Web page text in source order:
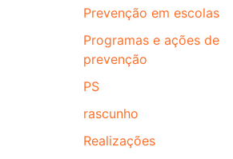
Prevenção em escolas
Programas e ações de
prevenção
PS
rascunho
Realizações